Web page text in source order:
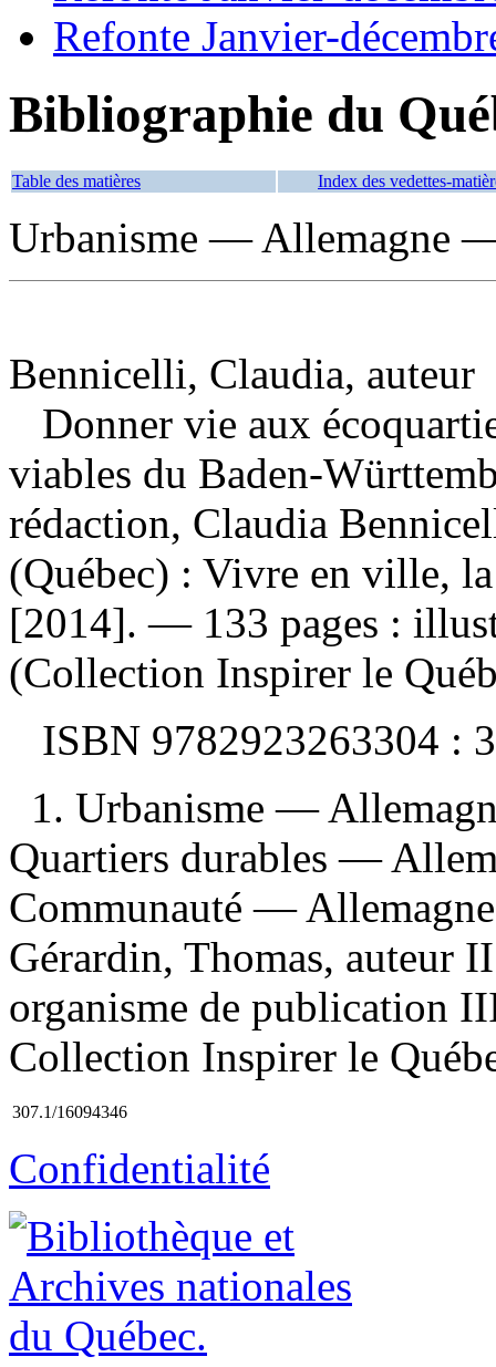
Refonte Janvier-
Bibliographie du
Table des matières Index des vedettes-
Urbanisme — Allemagne
Bennicelli, Claudia, auteur
Donner vie aux
viables du Baden-
rédaction, Claudia
(Québec) : Vivre en ville,
[2014]. — 133 pages :
(Collection Inspirer le
ISBN 9782923263304 :
1. Urbanisme —
Quartiers durables —
Communauté —
Gérardin, Thomas, auteur
organisme de publication
Collection Inspirer le
307.1/16094346
Confidentialité